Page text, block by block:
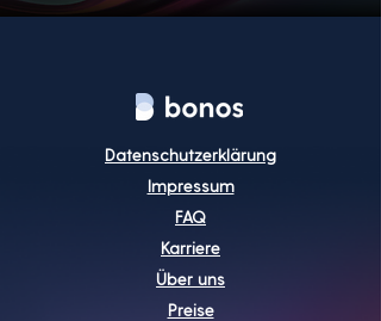
Datenschutzerklärung
Impressum
FAQ
Karriere
Über uns
Preise